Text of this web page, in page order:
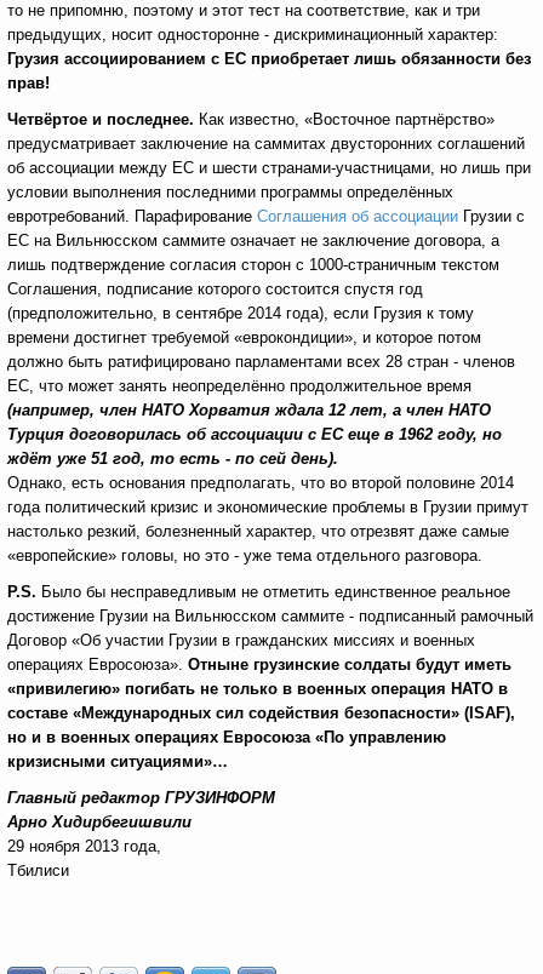
то не припомню, поэтому и этот тест на соответствие, как и три
предыдущих, носит односторонне - дискриминационный характер:
Грузия ассоциированием с ЕС приобретает лишь обязанности без
прав!
Четвёртое и последнее. Как известно, «Восточное партнёрство»
предусматривает заключение на саммитах двусторонних соглашений
об ассоциации между ЕС и шести странами-участницами, но лишь при
условии выполнения последними программы определённых
евротребований. Парафирование Соглашения об ассоциации Грузии с
ЕС на Вильнюсском саммите означает не заключение договора, а
лишь подтверждение согласия сторон с 1000-страничным текстом
Соглашения, подписание которого состоится спустя год
(предположительно, в сентябре 2014 года), если Грузия к тому
времени достигнет требуемой «еврокондиции», и которое потом
должно быть ратифицировано парламентами всех 28 стран - членов
ЕС, что может занять неопределённо продолжительное время
(например, член НАТО Хорватия ждала 12 лет, а член НАТО
Турция договорилась об ассоциации с ЕС еще в 1962 году, но
ждёт уже 51 год, то есть - по сей день).
Однако, есть основания предполагать, что во второй половине 2014
года политический кризис и экономические проблемы в Грузии примут
настолько резкий, болезненный характер, что отрезвят даже самые
«европейские» головы, но это - уже тема отдельного разговора.
P.S. Было бы несправедливым не отметить единственное реальное
достижение Грузии на Вильнюсском саммите - подписанный рамочный
Договор «Об участии Грузии в гражданских миссиях и военных
операциях Евросоюза». Отныне грузинские солдаты будут иметь
«привилегию» погибать не только в военных операция НАТО в
составе «Международных сил содействия безопасности» ( ISAF),
но и в военных операциях Евросоюза «По управлению
кризисными ситуациями»…
Главный редактор ГРУЗИНФОРМ
Арно Хидирбегишвили
29 ноября 2013 года,
Тбилиси